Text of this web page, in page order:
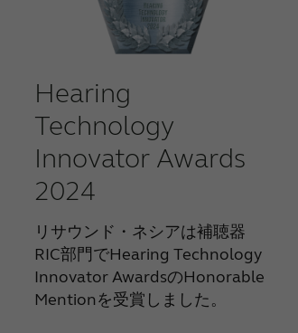
Hearing
Technology
Innovator Awards
2024
リサウンド・ネシアは補聴器
RIC部門でHearing Technology
Innovator AwardsのHonorable
Mentionを受賞しました。